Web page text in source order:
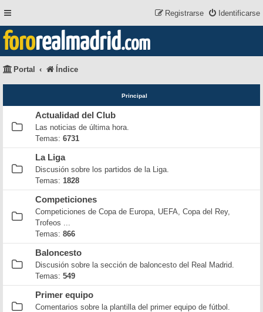
Identificarse
Registrarse
fororealmadrid.com
Portal Índice
Principal
Actualidad del Club
Las noticias de última hora.
Temas: 6731
La Liga
Discusión sobre los partidos de la Liga.
Temas: 1828
Competiciones
Competiciones de Copa de Europa, UEFA, Copa del Rey,
Trofeos ...
Temas: 866
Baloncesto
Discusión sobre la sección de baloncesto del Real Madrid.
Temas: 549
Primer equipo
Comentarios sobre la plantilla del primer equipo de fútbol.